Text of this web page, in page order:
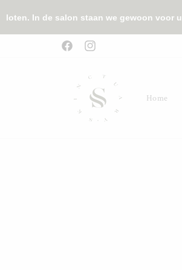
In de salon staan we gewoon voor u
naar de
content
FacebookInstagram
Home